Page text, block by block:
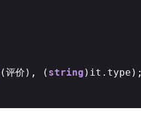
(评价), ( string )it.type);